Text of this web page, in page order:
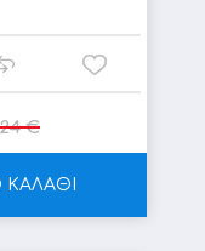
€
ΚΑΛΑΘΙ